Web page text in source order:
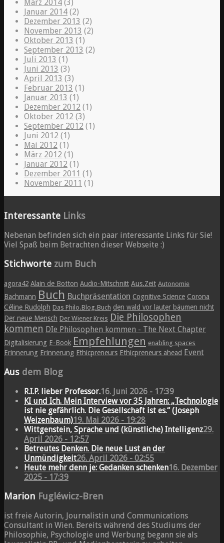
März 2014 (3)
Januar 2014 (2)
Dezember 2013 (2)
November 2013 (2)
Oktober 2013 (1)
September 2013 (2)
Juli 2013 (1)
Juni 2013 (3)
April 2013 (3)
Februar 2013 (1)
Januar 2013 (1)
Dezember 2012 (1)
Oktober 2012 (3)
September 2012 (1)
Juni 2012 (1)
Mai 2012 (1)
März 2012 (1)
Januar 2012 (1)
Dezember 2011 (1)
November 2011 (1)
Interessante Links
Nebenan befinden sich ein paar interessante Links für Sie!
Viel Spaß beim Betrachten dieser Webseite :)
Stichworte zum Buch
agora42 Alain de Botton Audio-Mitschnitt Aus.Zeit Autonomie
Bachmann Buch Buchpräsentation Cognitive Science Corona
Céline Rudolph Das Philo.Blog.Buch den wald vor lauter bäumen nicht
Der neue Mensch Der Wiener Kreis Die Philosophen
kommen DIe Philosophen kommen - The Next Chapter
Digitalisierung E-Book Empfehlungen enabling spaces
Erinnerung Erinnerung Ethicpreneurs Ethicpreneurs ahead Event
Aus dem Blog
R.I.P. lieber Professor.16. Juni 2026 - 17:39
KI und Ich. Mein Interview vor 35 Jahren: „Technologie
ist nie gefährlich. Die Gesellschaft ist es.“ (Joseph
Weizenbaum)19. Mai 2026 - 19:28
Wittgenstein, Sprache und (künstliche) Intelligenz29.
April 2026 - 12:57
Betreutes Denken. Die neue Lust an der
Unmündigkeit26. April 2026 - 02:55
Heute mehr denn je: Gedanken schenken16. Dezember
2025 - 17:39
Marion Fugléwicz-Bren
ist freie Autorin, Journalistin und Communications
Consultant in Wien. Bereits während des Studiums der
Philosophie, Psychologie und Werbung begann sie als